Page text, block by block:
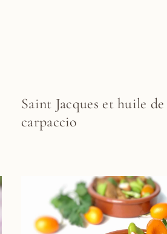
Saint Jacques et huile
carpaccio